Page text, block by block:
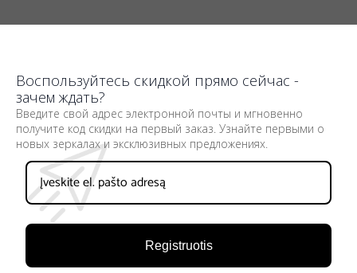
Воспользуйтесь скидкой прямо сейчас -
зачем ждать?
Введите свой адрес электронной почты и мгновенно
получите код скидки на первый заказ. Узнайте первыми о
новых зеркалах и эксклюзивных предложениях.
Registruotis